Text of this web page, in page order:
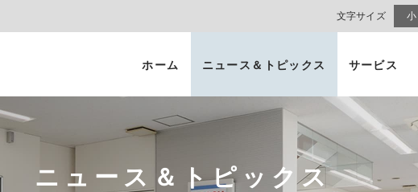
文字サイズ 小
ホーム ニュース＆トピックス サービス
ニュース＆トピックス